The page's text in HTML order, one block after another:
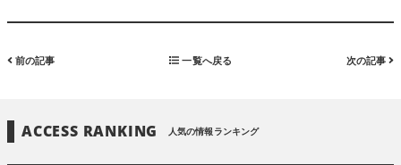
前の記事 一覧へ戻る 次の記事
ACCESS RANKING 人気の情報ランキング